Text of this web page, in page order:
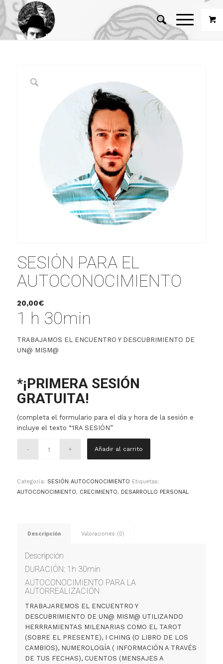
SESIÓN PARA EL
AUTOCONOCIMIENTO
20,00€
1 h 30min
TRABAJAMOS EL ENCUENTRO Y DESCUBRIMIENTO DE
UN@ MISM@
*¡PRIMERA SESIÓN
GRATUITA!
(completa el formulario para el día y hora de la sesión e
incluye el texto “1RA SESIÓN”
Añadir al carrito
Categoría: SESIÓN AUTOCONOCIMIENTO Etiquetas:
AUTOCONOCIMIENTO, CRECIMIENTO, DESARROLLO PERSONAL
Descripción Valoraciones (0)
Descripción
DURACIÓN: 1h 30min
AUTOCONOCIMIENTO PARA LA
AUTORREALIZACIÓN
TRABAJAREMOS EL ENCUENTRO Y
DESCUBRIMIENTO DE UN@ MISM@ UTILIZANDO
HERRRAMIENTAS MILENARIAS COMO EL TAROT
(SOBRE EL PRESENTE), I CHING (O LIBRO DE LOS
CAMBIOS), NUMEROLOGÍA ( INFORMACIÓN A TRAVÉS
DE TUS FECHAS), CUENTOS (MENSAJES A